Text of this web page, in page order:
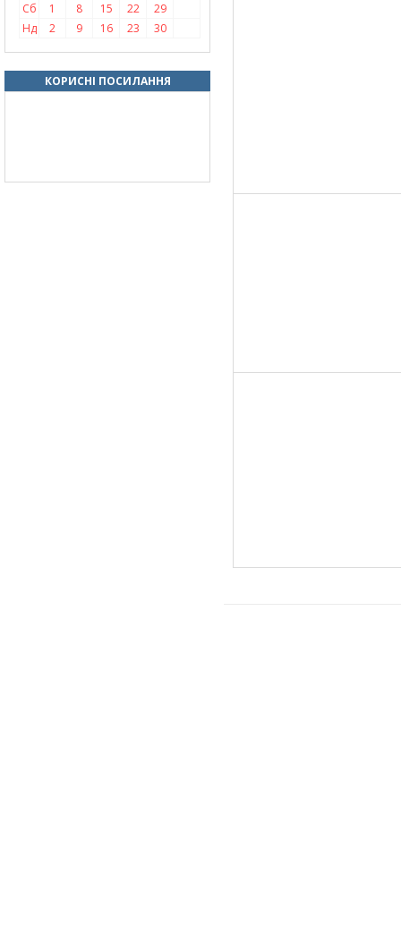
Сб
1 8 15 22
29
Нд
2 9 16 23 30
КОРИСНІ ПОСИЛАННЯ